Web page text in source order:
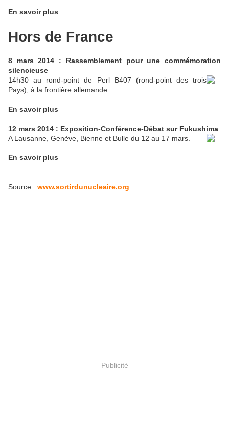
En savoir plus
Hors de France
8 mars 2014 : Rassemblement pour une commémoration
silencieuse
14h30 au rond-point de Perl B407 (rond-point des trois
Pays), à la frontière allemande.
En savoir plus
12 mars 2014 : Exposition-Conférence-Débat sur Fukushima
A Lausanne, Genève, Bienne et Bulle du 12 au 17 mars.
En savoir plus
Source : www.sortirdunucleaire.org
Publicité